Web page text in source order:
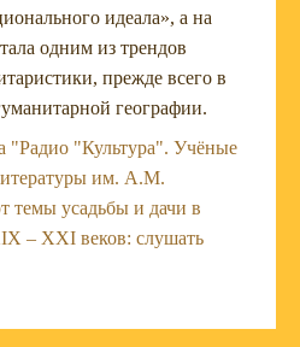
идеала», а на
одним из трендов
прежде всего в
географии.
"Радио "Культура". Учёные
им. А.М.
темы усадьбы и дачи в
– XXI веков: слушать